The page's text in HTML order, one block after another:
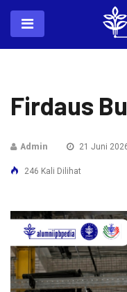
Firdaus
Admin 21 Juni
246 Kali Dilihat